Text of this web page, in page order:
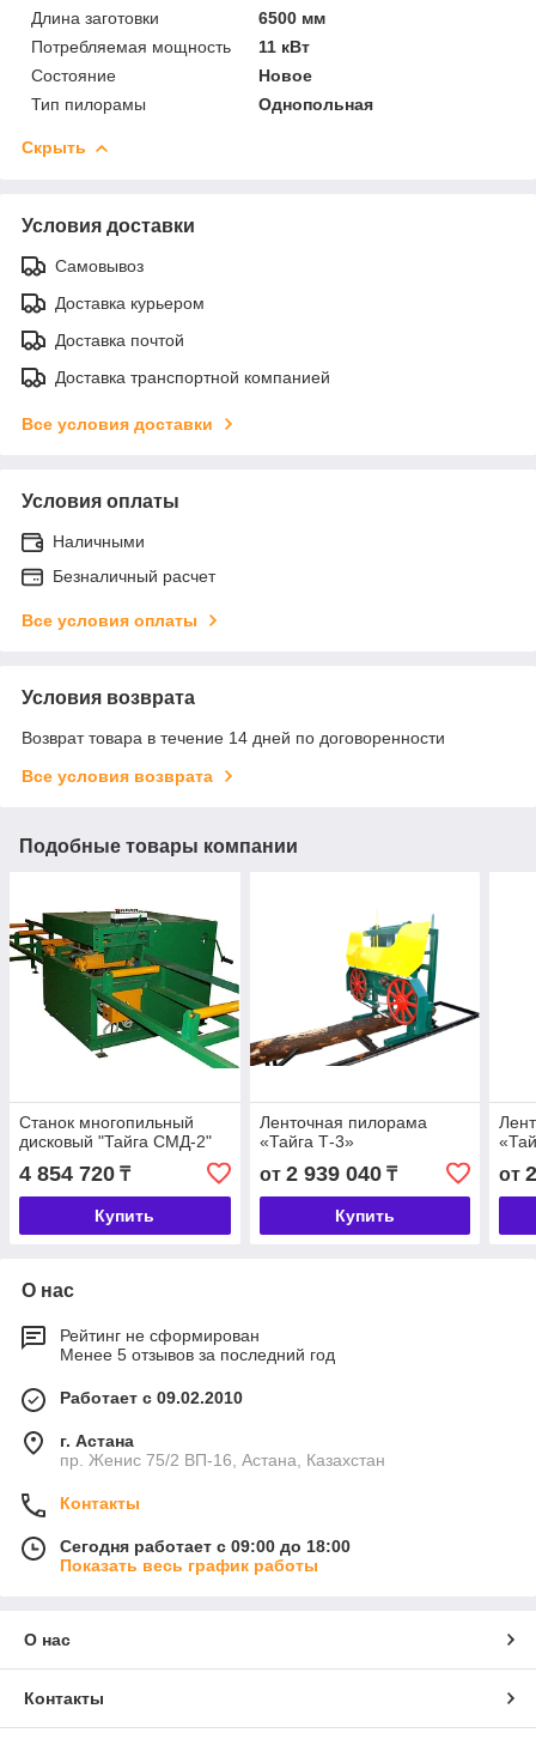
Длина заготовки
6500 мм
Потребляемая мощность
11 кВт
Состояние
Новое
Тип пилорамы
Однопольная
Скрыть
Условия доставки
Самовывоз
Доставка курьером
Доставка почтой
Доставка транспортной компанией
Все условия доставки
Условия оплаты
Наличными
Безналичный расчет
Все условия оплаты
Условия возврата
Возврат товара в течение 14 дней по договоренности
Все условия возврата
Подобные товары компании
Станок многопильный
дисковый "Тайга СМД-2"
4 854 720 ₸
Купить
Ленточная пилорама
«Тайга Т-3»
от 2 939 040₸
Купить
от
О нас
Рейтинг не сформирован
Менее 5 отзывов за последний год
Работает с 09.02.2010
г. Астана
пр. Женис 75/2 ВП-16, Астана, Казахстан
Контакты
Сегодня работает с 09:00 до 18:00
Показать весь график работы
О нас
Контакты